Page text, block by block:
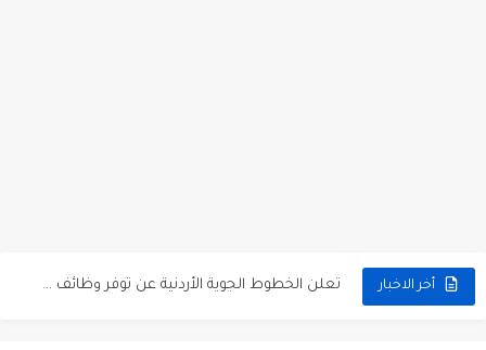
أخر الاخبار تعلن الخطوط الجوية الأردنية عن توفر وظائف شاغرة لمضيفي طيران